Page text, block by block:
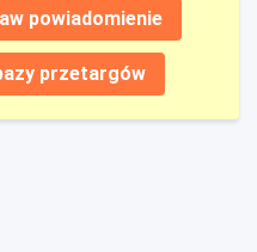
powiadomienie
przetargów